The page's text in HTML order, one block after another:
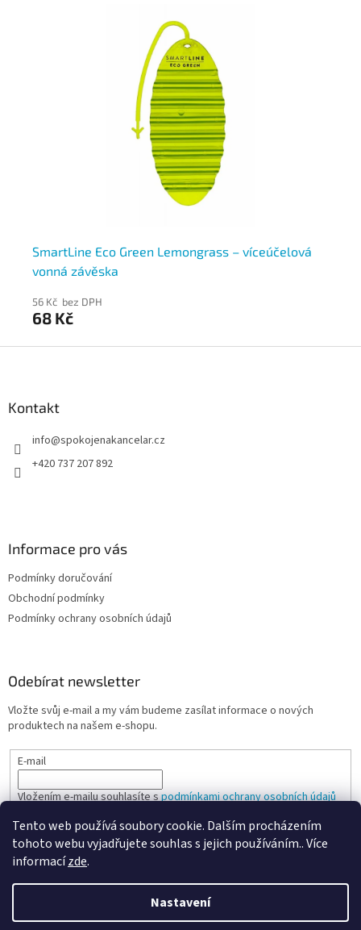
Tento web používá soubory cookie. Dalším procházením
tohoto webu vyjadřujete souhlas s jejich používáním.. Více
informacízde.
Nastavení
SmartLine Eco Green Lemongrass – víceúčelová
vonná závěska
56 Kč bez DPH
68 Kč
Kontakt
info@spokojenakancelar.cz
+420 737 207 892
Informace pro vás
Podmínky doručování
Obchodní podmínky
Podmínky ochrany osobních údajů
Odebírat newsletter
Vložte svůj e-mail a my vám budeme zasílat informace o nových
produktech na našem e-shopu.
E-mail
Vložením e-mailu souhlasíte spodmínkami ochrany osobních údajů
PŘIHLÁSIT SE
Vytvořil Shoptet